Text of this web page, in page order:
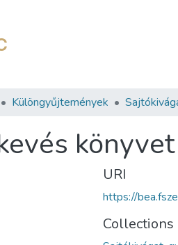
Különgyűjtemények
URI
https://
Collections